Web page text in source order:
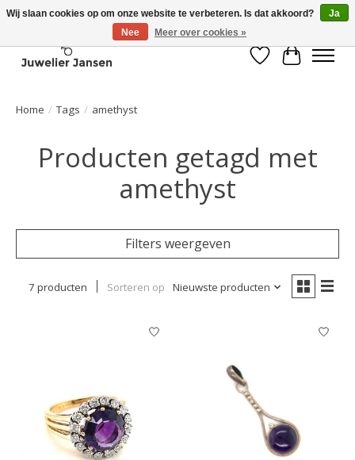
Verlanglijst
Home / Tags / amethyst
Producten getagd met
amethyst
Filters weergeven
7 producten Sorteren op Nieuwste producten
Wij slaan cookies op om onze website te verbeteren. Is dat akkoord?
Ja
Nee
Meer over cookies »